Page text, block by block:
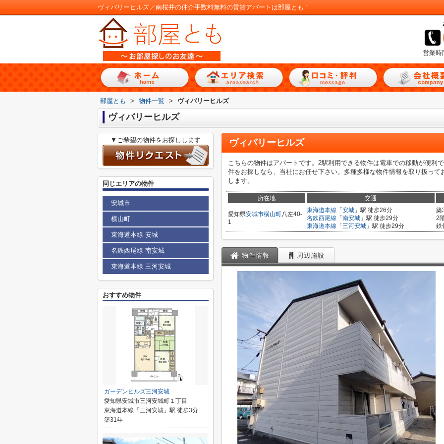
ヴィバリーヒルズ／南桜井の仲介手数料無料の賃貸アパートは部屋とも！
営業時
部屋とも > 物件一覧 > ヴィバリーヒルズ
ヴィバリーヒルズ
ヴィバリーヒルズ
こちらの物件はアパートです。2駅利用できる物件は電車での移動が便利
件をお探しなら、当社にお任せ下さい。多種多様な物件情報を取り扱っ
します。
所在地 交通
愛知県安城市横山町八左40-
1
東海道本線 「 安城 」駅 徒歩26分
名鉄西尾線 「 南安城 」駅 徒歩29分
東海道本線 「 三河安城 」駅 徒歩29分
築
2
鉄
物件情報 周辺施設
▼ご希望の物件をお探しします
同じエリアの物件
安城市
横山町
東海道本線 安城
名鉄西尾線 南安城
東海道本線 三河安城
おすすめ物件
ガーデンヒルズ三河安城
愛知県安城市三河安城町１丁目
東海道本線「三河安城」駅 徒歩3分
築31年